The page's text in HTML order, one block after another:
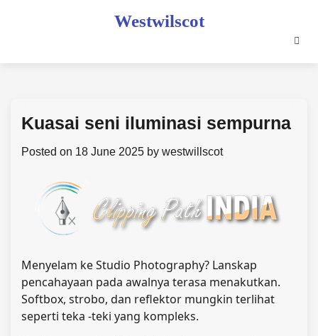
Westwilscot
Kuasai seni iluminasi sempurna
Posted on 18 June 2025 by westwillscot
Menyelam ke Studio Photography? Lanskap
pencahayaan pada awalnya terasa menakutkan.
Softbox, strobo, dan reflektor mungkin terlihat
seperti teka -teki yang kompleks.